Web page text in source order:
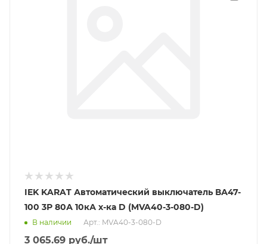
IEK KARAT Автоматический выключатель ВА47-
100 3Р 80А 10кА х-ка D (MVA40-3-080-D)
В наличии Арт.: MVA40-3-080-D
3 065.69 руб./шт